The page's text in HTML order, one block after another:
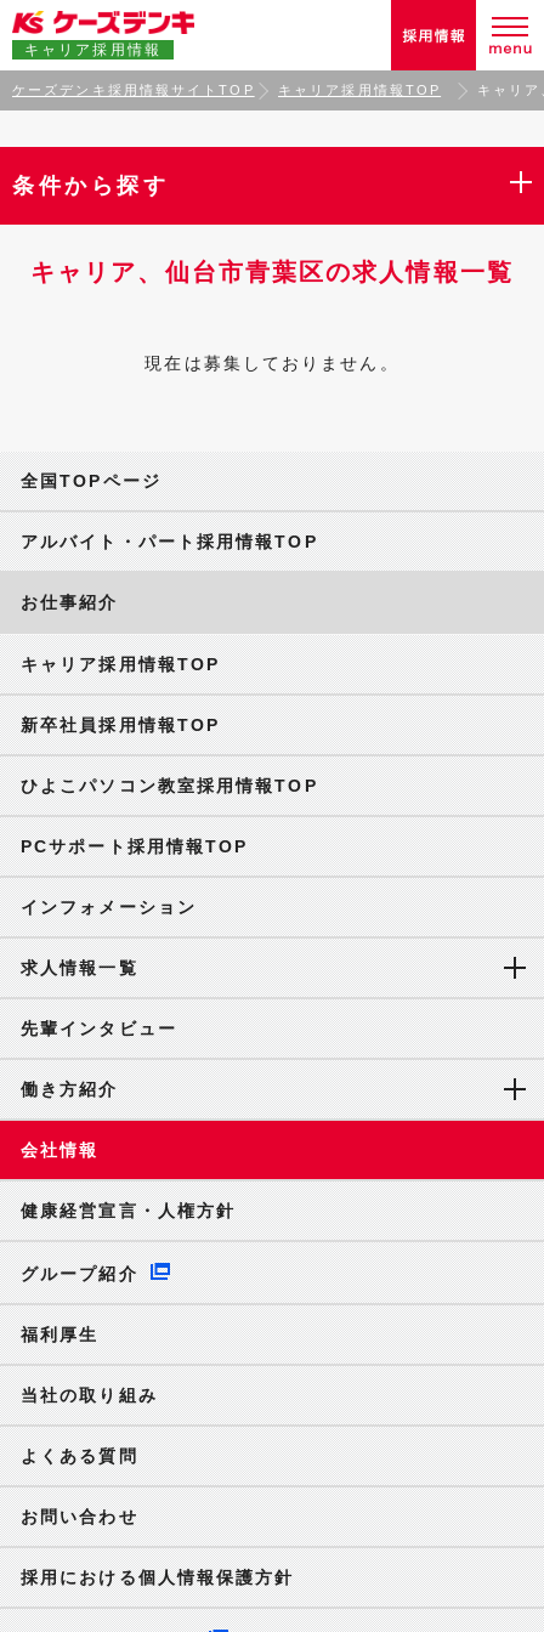
キャリア採用情報
ケーズデンキ採用情報サイトTOP キャリア採用情報TOP キャリ
条件から探す
キャリア、仙台市青葉区の求人情報一覧
現在は募集しておりません。
全国TOPページ
アルバイト・パート採用情報TOP
お仕事紹介
キャリア採用情報TOP
新卒社員採用情報TOP
ひよこパソコン教室採用情報TOP
PCサポート採用情報TOP
インフォメーション
求人情報一覧
先輩インタビュー
働き方紹介
会社情報
健康経営宣言・人権方針
グループ紹介
福利厚生
当社の取り組み
よくある質問
お問い合わせ
採用における個人情報保護方針